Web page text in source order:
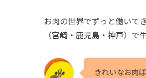
お肉の世界でずっと働いて
（宮崎・鹿児島・神戸）で
きれいなお肉